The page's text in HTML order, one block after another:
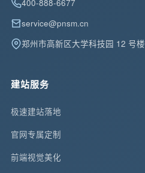
400-888-6677
service@pnsm.cn
郑州市高新区大学科技园 12 号楼
建站服务
极速建站落地
官网专属定制
前端视觉美化